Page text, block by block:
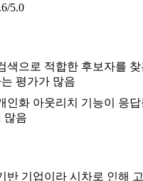
5.0
색으로 적합한 후보자를
평가가 많음
인화 아웃리치 기능이 응
많음
반 기업이라 시차로 인해